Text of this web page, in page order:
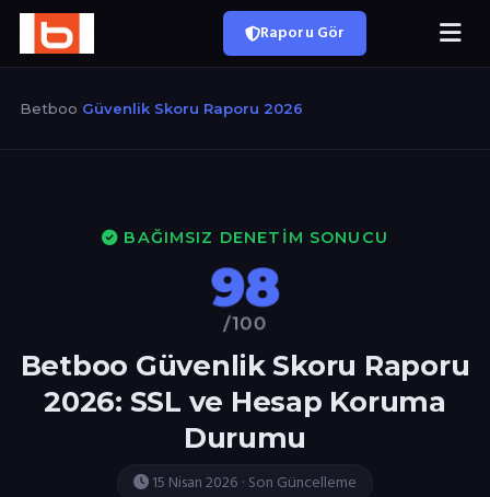
Raporu Gör
Betboo Güvenlik Skoru Raporu 2026
BAĞIMSIZ DENETIM SONUCU
98
/100
Betboo Güvenlik Skoru Raporu
2026: SSL ve Hesap Koruma
Durumu
15 Nisan 2026 · Son Güncelleme